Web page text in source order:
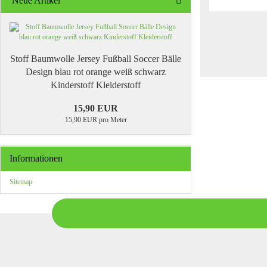
Stoff Baumwolle Jersey Fußball Soccer Bälle
Design blau rot orange weiß schwarz
Kinderstoff Kleiderstoff
15,90 EUR
15,90 EUR pro Meter
Informationen
Sitemap